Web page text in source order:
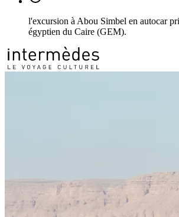
l'excursion à Abou Simbel en autocar
égyptien du Caire (GEM).